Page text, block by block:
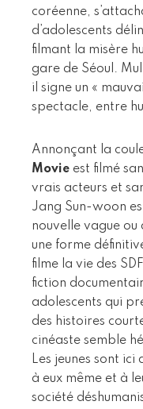
coréenne,
d’adolescents
filmant la misère
gare de Séoul.
il signe un «
spectacle, entre
Annonçant la
Movie est filmé
vrais acteurs et
Jang Sun-woon
nouvelle vague
une forme
filme la vie des
fiction
adolescents qui
des histoires
cinéaste semble
Les jeunes sont
à eux même et à
société